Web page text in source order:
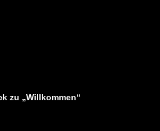
zu „Willkommen“